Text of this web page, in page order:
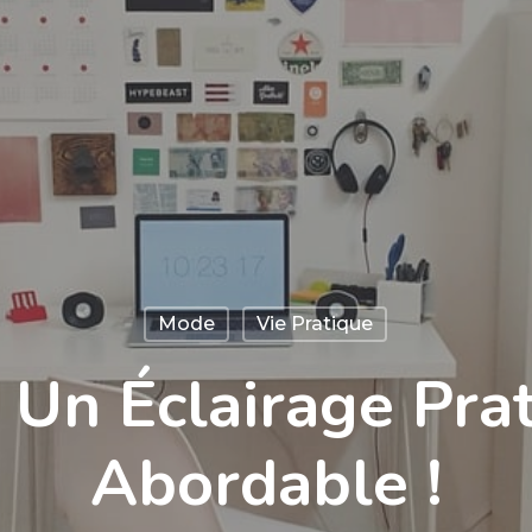
Mode Vie Pratique
Éclairage
Abordable !